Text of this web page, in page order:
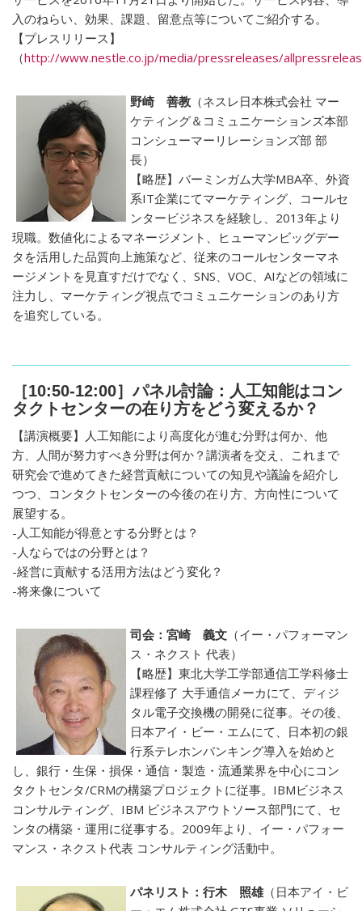
入のねらい、効果、課題、留意点等についてご紹介する。
【プレスリリース】
（http://www.nestle.co.jp/media/pressreleases/
野崎 善教 （ネスレ日本株式会社 マー
ケティング＆コミュニケーションズ本部
コンシューマーリレーションズ部 部
長）
【略歴】バーミンガム大学MBA卒、外資
系IT企業にてマーケティング、コールセ
ンタービジネスを経験し、2013年より
現職。数値化によるマネージメント、ヒューマンビッグデー
タを活用した品質向上施策など、従来のコールセンターマネ
ージメントを見直すだけでなく、SNS、VOC、AIなどの領域に
注力し、マーケティング視点でコミュニケーションのあり方
を追究している。
［10:50-12:00］パネル討論：人工知能はコン
タクトセンターの在り方をどう変えるか？
【講演概要】人工知能により高度化が進む分野は何か、他
方、人間が努力すべき分野は何か？講演者を交え、これまで
研究会で進めてきた経営貢献についての知見や議論を紹介し
つつ、コンタクトセンターの今後の在り方、方向性について
展望する。
-人工知能が得意とする分野とは？
-人ならではの分野とは？
-経営に貢献する活用方法はどう変化？
-将来像について
司会：宮崎 義文 （イー・パフォーマン
ス・ネクスト 代表）
【略歴】東北大学工学部通信工学科修士
課程修了 大手通信メーカにて、ディジ
タル電子交換機の開発に従事。その後、
日本アイ・ビー・エムにて、日本初の銀
行系テレホンバンキング導入を始めと
し、銀行・生保・損保・通信・製造・流通業界を中心にコン
タクトセンタ/CRMの構築プロジェクトに従事。IBMビジネス
コンサルティング、IBM ビジネスアウトソース部門にて、セ
ンタの構築・運用に従事する。2009年より、イー・パフォー
マンス・ネクスト代表 コンサルティング活動中。
パネリスト：行木 照雄（日本アイ・ビ